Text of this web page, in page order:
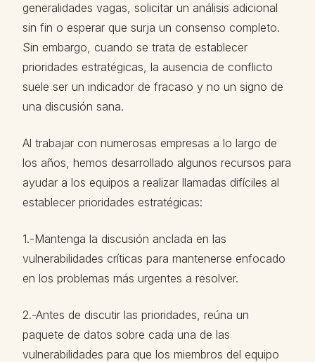
generalidades vagas, solicitar un análisis adicional
sin fin o esperar que surja un consenso completo.
Sin embargo, cuando se trata de establecer
prioridades estratégicas, la ausencia de conflicto
suele ser un indicador de fracaso y no un signo de
una discusión sana.
Al trabajar con numerosas empresas a lo largo de
los años, hemos desarrollado algunos recursos para
ayudar a los equipos a realizar llamadas difíciles al
establecer prioridades estratégicas:
1.-Mantenga la discusión anclada en las
vulnerabilidades críticas para mantenerse enfocado
en los problemas más urgentes a resolver.
2.-Antes de discutir las prioridades, reúna un
paquete de datos sobre cada una de las
vulnerabilidades para que los miembros del equipo